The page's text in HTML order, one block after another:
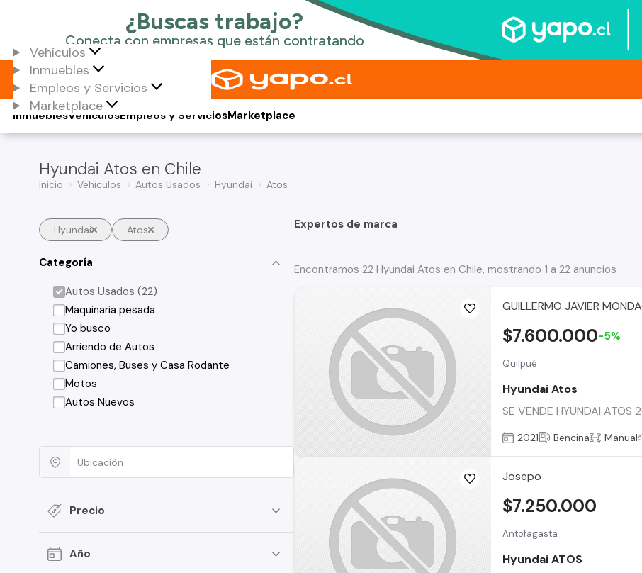
Vehículos
Inmuebles
Empleos y Servicios
Marketplace
Vehículos
Inmuebles Empleos y ServiciosMarketplace
Hyundai Atos en Chile
Inicio Vehículos Autos Usados Hyundai Atos
Hyundai Atos
Categoría
Autos Usados (22)
Maquinaria pesada
Yo busco
Arriendo de Autos
Camiones, Buses y Casa Rodante
Motos
Autos Nuevos
Precio
Año
Expertos de marca
Encontramos 22 Hyundai Atos en Chile, mostrando 1 a 22 anuncios
GUILLERMO JAVIER
Quilpué
Hyundai Atos
SE VENDE HYUNDAI
$7.600.000-5%
2021 Bencina Manual
Josepo
Antofagasta
Hyundai ATOS
$7.250.000